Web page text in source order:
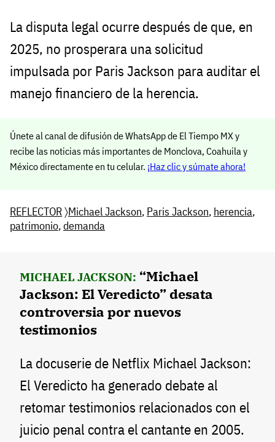
La disputa legal ocurre después de que, en
2025, no prosperara una solicitud
impulsada por Paris Jackson para auditar el
manejo financiero de la herencia.
Únete al canal de difusión de WhatsApp de El Tiempo MX y
recibe las noticias más importantes de Monclova, Coahuila y
México directamente en tu celular. ¡Haz clic y súmate ahora!
REFLECTOR〉Michael Jackson, Paris Jackson, herencia,
patrimonio,demanda
MICHAEL JACKSON: “Michael
Jackson: El Veredicto” desata
controversia por nuevos
testimonios
La docuserie de Netflix Michael Jackson:
El Veredicto ha generado debate al
retomar testimonios relacionados con el
juicio penal contra el cantante en 2005.